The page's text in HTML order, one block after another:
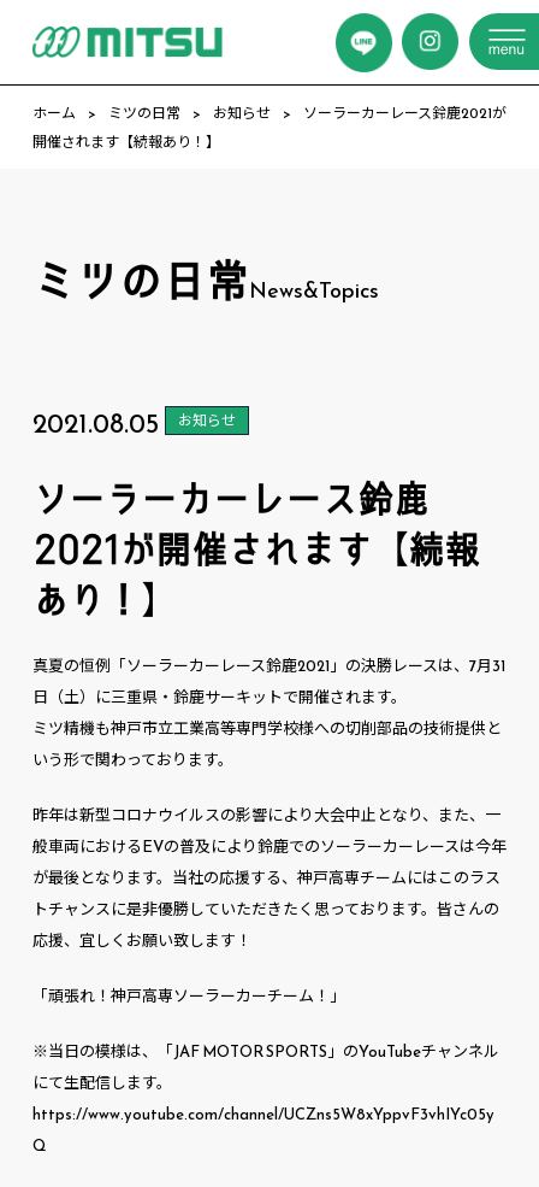
ホーム ミツの日常 お知らせ
ソーラーカーレース鈴鹿2021が
開催されます【続報あり！】
ミツの日常News&Topics
2021.08.05 お知らせ
ソーラーカーレース鈴鹿
2021が開催されます【続報
あり！】
真夏の恒例「ソーラーカーレース鈴鹿2021」の決勝レースは、7月31
日（土）に三重県・鈴鹿サーキットで開催されます。
ミツ精機も神戸市立工業高等専門学校様への切削部品の技術提供と
いう形で関わっております。
昨年は新型コロナウイルスの影響により大会中止となり、また、一
般車両におけるEVの普及により鈴鹿でのソーラーカーレースは今年
が最後となります。当社の応援する、神戸高専チームにはこのラス
トチャンスに是非優勝していただきたく思っております。皆さんの
応援、宜しくお願い致します！
「頑張れ！神戸高専ソーラーカーチーム！」
※当日の模様は、「JAF MOTOR SPORTS」のYouTubeチャンネル
にて生配信します。
https://www.youtube.com/channel/UCZns5W8xYppvF3vhIYc05y
Q